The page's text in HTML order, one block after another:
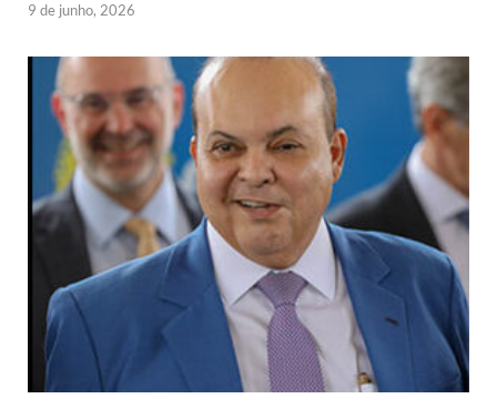
9 de junho, 2026